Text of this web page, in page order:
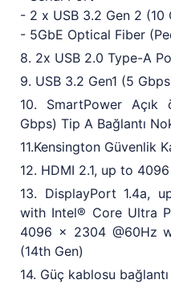
- 2 x USB 3.2 Gen 2
- 5GbE Optical Fiber
8. 2x USB 2.0 Type-A
9. USB 3.2 Gen1 (5
10. SmartPower
Gbps) Tip A Bağlantı
11.Kensington Güvenlik
12. HDMI 2.1, up to
13. DisplayPort 1.4a,
with Intel® Core Ultra
4096 x 2304 @60Hz
(14th Gen)
14. Güç kablosu bağlantı